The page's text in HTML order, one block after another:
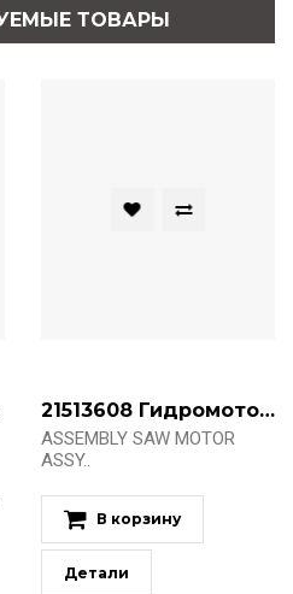
ТОВАРЫ
21513608 Гидромотор пилы
ASSEMBLY SAW MOTOR
ASSY..
В корзину
Детали